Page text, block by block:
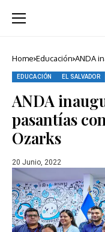
Home Educación ANDA
EDUCACIÓN EL SALVADOR
ANDA
pasantías
Ozarks
20 Junio, 2022